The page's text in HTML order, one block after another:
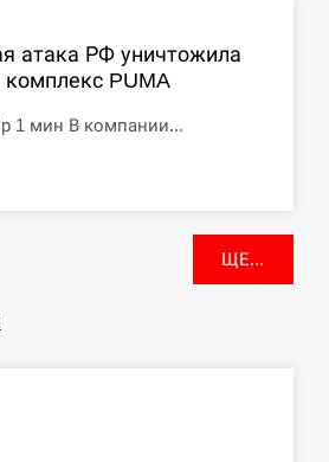
атака РФ уничтожила
комплекс PUMA
1 мин В компании...
ЩЕ...